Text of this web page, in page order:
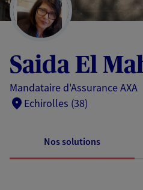
Saida El
Mandataire d'Assurance AXA
Echirolles (38)
Nos solutions